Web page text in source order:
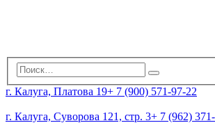
г. Калуга, Платова 19+ 7 (900) 571-97-22
г. Калуга, Суворова 121, стр. 3+ 7 (962)